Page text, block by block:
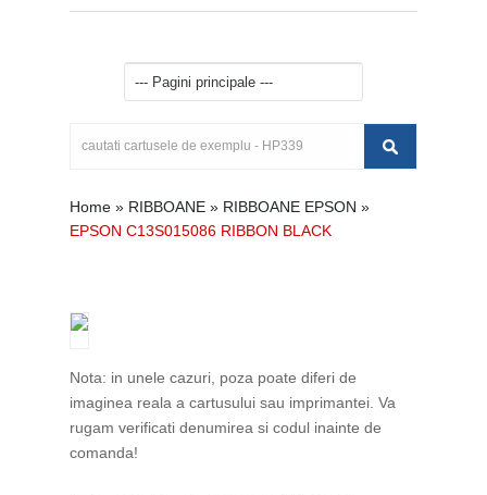
Home » RIBBOANE » RIBBOANE EPSON »
EPSON C13S015086 RIBBON BLACK
Nota: in unele cazuri, poza poate diferi de
imaginea reala a cartusului sau imprimantei. Va
rugam verificati denumirea si codul inainte de
comanda!